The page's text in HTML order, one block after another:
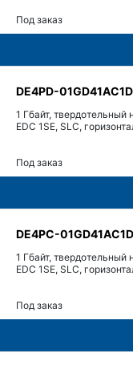
Под заказ
DE4PD-
1 Гбайт, твердотельный
EDC 1SE, SLC,
Под заказ
DE4PC-
1 Гбайт, твердотельный
EDC 1SE, SLC,
Под заказ